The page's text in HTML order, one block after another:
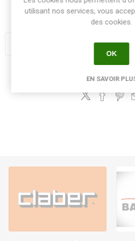
SKU:
Share:
utilisant nos services, vous
des cookies.
OK
EN SAVOIR